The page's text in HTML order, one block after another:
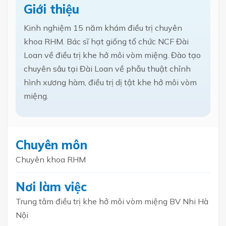
Giới thiệu
Kinh nghiệm 15 năm khám điều trị chuyên
khoa RHM. Bác sĩ hạt giống tổ chức NCF Đài
Loan về điều trị khe hở môi vòm miệng. Đào tạo
chuyên sâu tại Đài Loan về phẫu thuật chỉnh
hình xương hàm, điều trị dị tật khe hở môi vòm
miệng.
Chuyên môn
Chuyên khoa RHM
Nơi làm việc
Trung tâm điều trị khe hở môi vòm miệng BV Nhi Hà
Nội